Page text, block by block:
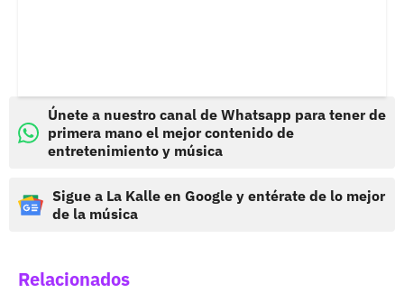
Únete a nuestro canal de Whatsapp para tener de
primera mano el mejor contenido de
entretenimiento y música
Sigue a La Kalle en Google y entérate de lo mejor
de la música
Relacionados